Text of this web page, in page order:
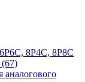
8P4C, 8P8C
(67)
аналогового